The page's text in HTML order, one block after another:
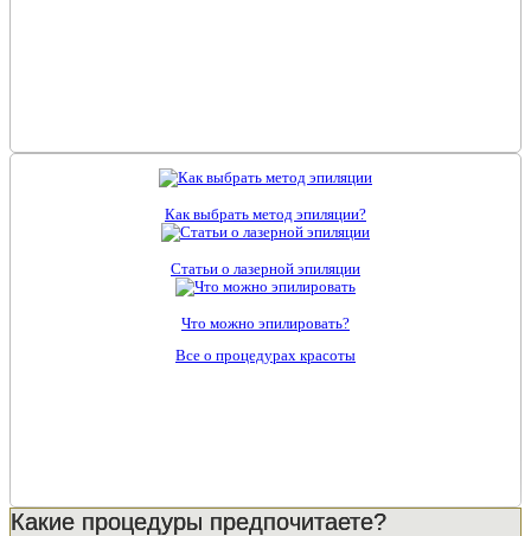
Как выбрать метод эпиляции?
Статьи о лазерной эпиляции
Что можно эпилировать?
Все о процедурах красоты
Какие процедуры предпочитаете?